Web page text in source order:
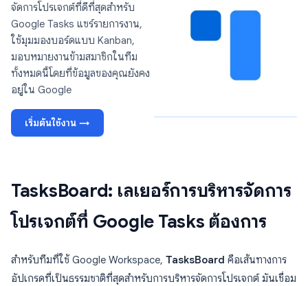
จัดการโปรเจกต์ที่ดีที่สุดสำหรับ
Google Tasks แชร์รายการงาน,
ใช้มุมมองบอร์ดแบบ Kanban,
มอบหมายงานข้ามสมาชิกในทีม
ทั้งหมดนี้โดยที่ข้อมูลของคุณยังคง
อยู่ใน Google
เริ่มต้นใช้งาน →
TasksBoard: เลเยอร์การบริหารจัดการ
โปรเจกต์ที่ Google Tasks ต้องการ
สำหรับทีมที่ใช้ Google Workspace, TasksBoard คือเส้นทางการ
อัปเกรดที่เป็นธรรมชาติที่สุดสำหรับการบริหารจัดการโปรเจกต์ มันเชื่อม